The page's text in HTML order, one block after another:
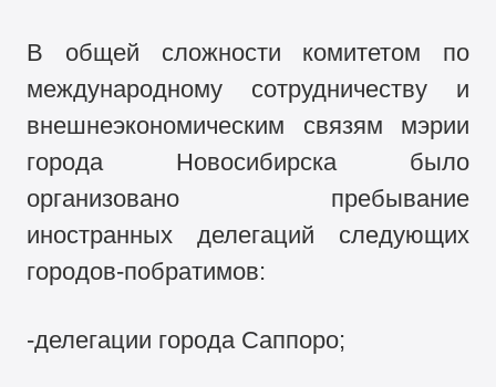
В общей сложности комитетом по
международному сотрудничеству и
внешнеэкономическим связям мэрии
города Новосибирска было
организовано пребывание
иностранных делегаций следующих
городов-побратимов:
-делегации города Саппоро;